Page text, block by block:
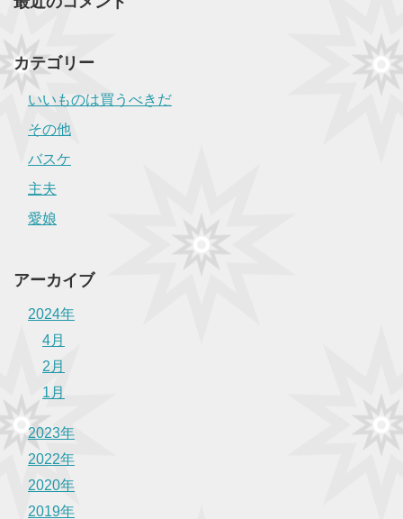
カテゴリー
いいものは買うべきだ
その他
バスケ
主夫
愛娘
アーカイブ
2024年
4月
2月
1月
2023年
2022年
2020年
2019年